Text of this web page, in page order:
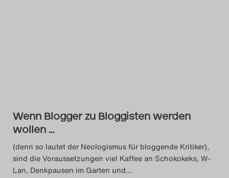
2020
Das Theatertreffen-Blog
2021
Wenn Blogger zu Bloggisten werden
wollen …
(denn so lautet der Neologismus für bloggende Kritiker),
sind die Voraussetzungen viel Kaffee an Schokokeks, W-
Lan, Denkpausen im Garten und…